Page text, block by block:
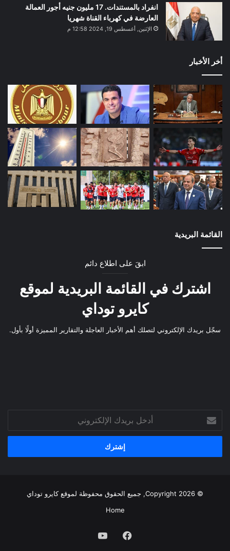
انفراد بالمستندات. 17 مليون جنيه أجور العمالة
العارضة في كهرباء القناة شهريا
الإثنين, أغسطس 19, 2024 12:58 م
أخر الأخبار
القائمة البريدية
ابقَ على اطلاع دائم
اشترك في القائمة البريدية لموقع
كايرو توداي
سجّل بريدك الإلكتروني لتصلك أهم الأخبار العاجلة والتقارير المميزة أولًا بأول.
بريدك
الإلكتروني
© Copyright 2026, جميع الحقوق محفوظة لموقع
كايرو توداي
Home
فيسبوك